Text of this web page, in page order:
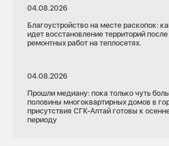
04.08.2026
Благоустройство на месте раскопок:
идет восстановление территорий после
ремонтных работ на теплосетях.
04.08.2026
Прошли медиану: пока только чуть
половины многоквартирных домов в
присутствия СГК-Алтай готовы к
периоду